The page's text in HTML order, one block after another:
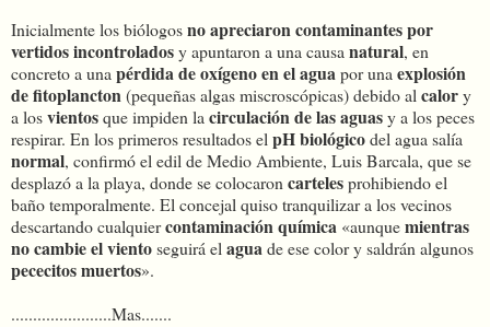
Inicialmente los biólogosno apreciaron contaminantes por
vertidos incontroladosy apuntaron a una causanatural, en
concreto a unapérdida de oxígeno en el aguapor unaexplosión
de fitoplancton(pequeñas algas miscroscópicas) debido alcalory
a losvientosque impiden lacirculación de las aguasy a los peces
respirar. En los primeros resultados elpH biológicodel agua salía
normal, confirmó el edil de Medio Ambiente, Luis Barcala, que se
desplazó a la playa, donde se colocaroncartelesprohibiendo el
baño temporalmente. El concejal quiso tranquilizar a los vecinos
descartando cualquiercontaminación química «aunquemientras
no cambie el vientoseguirá elaguade ese color y saldrán algunos
pececitos muertos».
.......................Mas.......